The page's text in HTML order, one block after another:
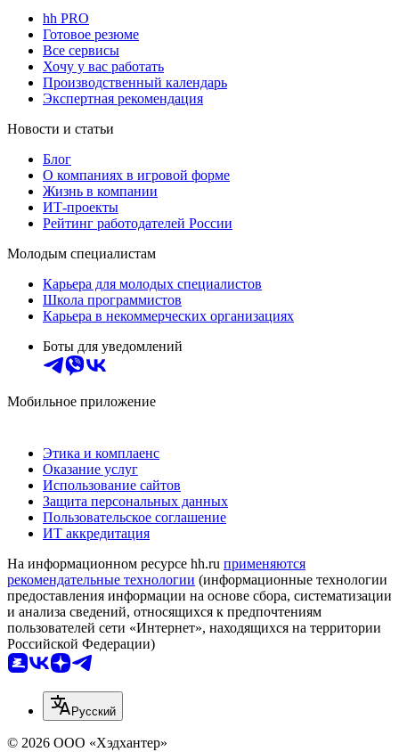
hh PRO
Готовое резюме
Все сервисы
Хочу у вас работать
Производственный календарь
Экспертная рекомендация
Новости и статьи
Блог
О компаниях в игровой форме
Жизнь в компании
ИТ-проекты
Рейтинг работодателей России
Молодым специалистам
Карьера для молодых специалистов
Школа программистов
Карьера в некоммерческих организациях
Боты для уведомлений
Мобильное приложение
Этика и комплаенс
Оказание услуг
Использование сайтов
Защита персональных данных
Пользовательское соглашение
ИТ аккредитация
На информационном ресурсе hh.ru применяются
рекомендательные технологии (информационные технологии
предоставления информации на основе сбора, систематизации
и анализа сведений, относящихся к предпочтениям
пользователей сети «Интернет», находящихся на территории
Российской Федерации)
Русский
© 2026 ООО «Хэдхантер»